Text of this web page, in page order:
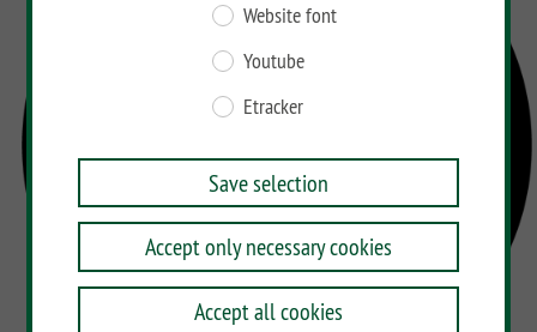
Website font
Youtube
Etracker
Save selection
Accept only necessary cookies
Accept all cookies